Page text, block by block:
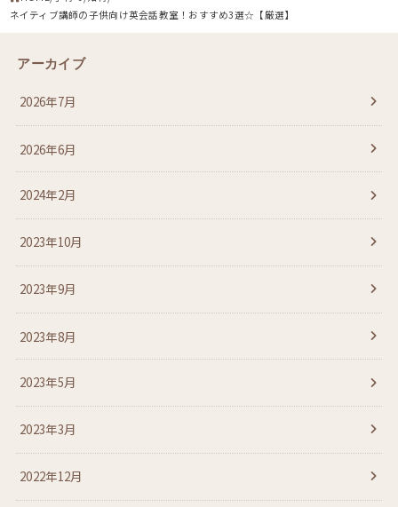
ネイティブ講師の子供向け英会話教室！おすすめ3選☆【厳選】
アーカイブ
2026年7月
2026年6月
2024年2月
2023年10月
2023年9月
2023年8月
2023年5月
2023年3月
2022年12月